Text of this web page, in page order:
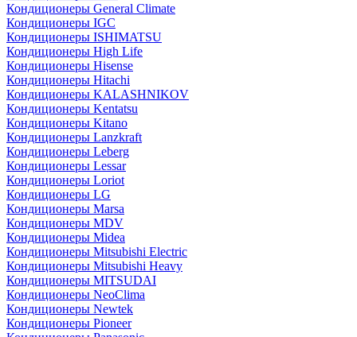
Кондиционеры General Climate
Кондиционеры IGC
Кондиционеры ISHIMATSU
Кондиционеры High Life
Кондиционеры Hisense
Кондиционеры Hitachi
Кондиционеры KALASHNIKOV
Кондиционеры Kentatsu
Кондиционеры Kitano
Кондиционеры Lanzkraft
Кондиционеры Leberg
Кондиционеры Lessar
Кондиционеры Loriot
Кондиционеры LG
Кондиционеры Marsa
Кондиционеры MDV
Кондиционеры Midea
Кондиционеры Mitsubishi Electric
Кондиционеры Mitsubishi Heavy
Кондиционеры MITSUDAI
Кондиционеры NeoClima
Кондиционеры Newtek
Кондиционеры Pioneer